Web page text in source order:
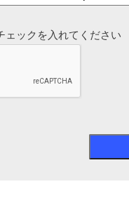
ェックを入れてください